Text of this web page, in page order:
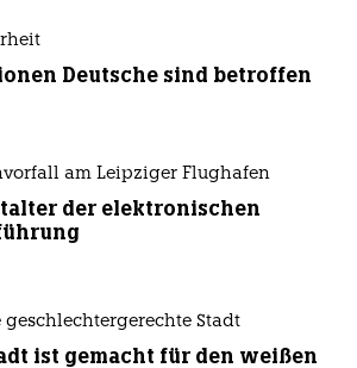
Deutsche sind betroffen
am Leipziger Flughafen
der elektronischen
geschlechtergerechte Stadt
ist gemacht für den weißen